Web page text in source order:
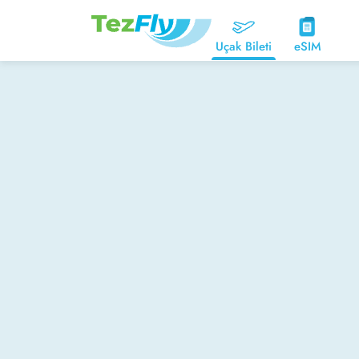
Uçak Bileti eSIM